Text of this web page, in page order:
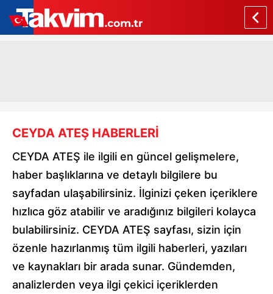
CEYDA ATEŞ HABERLERİ
CEYDA ATEŞ ile ilgili en güncel gelişmelere,
haber başlıklarına ve detaylı bilgilere bu
sayfadan ulaşabilirsiniz. İlginizi çeken içeriklere
hızlıca göz atabilir ve aradığınız bilgileri kolayca
bulabilirsiniz. CEYDA ATEŞ sayfası, sizin için
özenle hazırlanmış tüm ilgili haberleri, yazıları
ve kaynakları bir arada sunar. Gündemden,
analizlerden veya ilgi çekici içeriklerden